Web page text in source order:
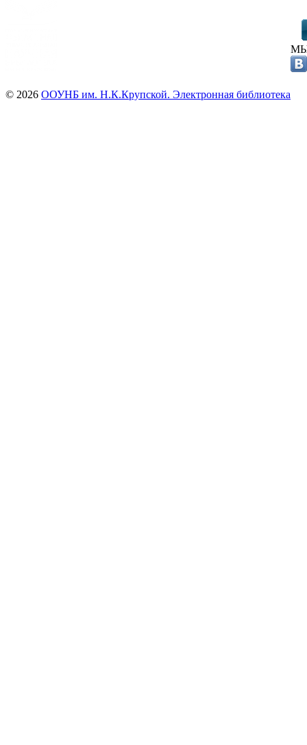
© 2026 ООУНБ им. Н.К.Крупской. Электронная библиотека